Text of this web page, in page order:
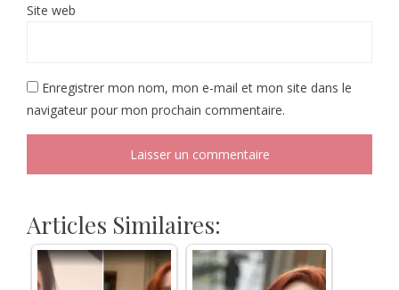
Site web
Enregistrer mon nom, mon e-mail et mon site dans le
navigateur pour mon prochain commentaire.
Articles Similaires: